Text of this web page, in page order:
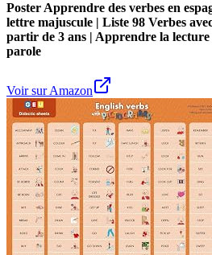
Poster Apprendre des verbes en
lettre majuscule | Liste 98 Verbes
partir de 3 ans | Apprendre la lecture
parole
Voir sur Amazon